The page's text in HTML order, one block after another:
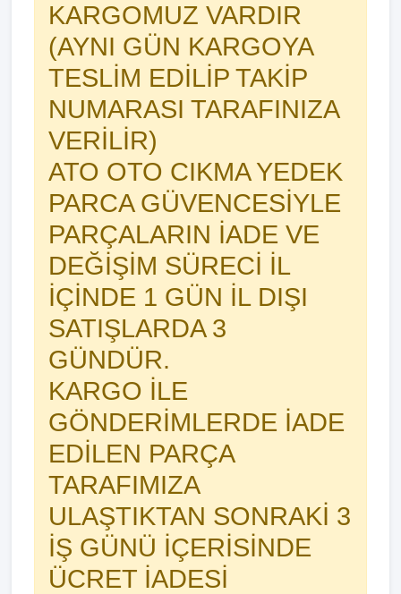
KARGOMUZ VARDIR
(AYNI GÜN KARGOYA
TESLİM EDİLİP TAKİP
NUMARASI TARAFINIZA
VERİLİR)
ATO OTO CIKMA YEDEK
PARCA GÜVENCESİYLE
PARÇALARIN İADE VE
DEĞİŞİM SÜRECİ İL
İÇİNDE 1 GÜN İL DIŞI
SATIŞLARDA 3
GÜNDÜR.
KARGO İLE
GÖNDERİMLERDE İADE
EDİLEN PARÇA
TARAFIMIZA
ULAŞTIKTAN SONRAKİ 3
İŞ GÜNÜ İÇERİSİNDE
ÜCRET İADESİ